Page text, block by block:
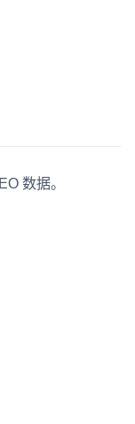
数据。